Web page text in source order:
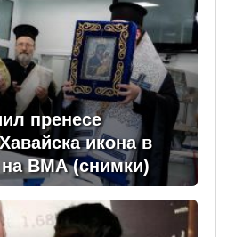
пренесе
икона в
ВМА (снимки)